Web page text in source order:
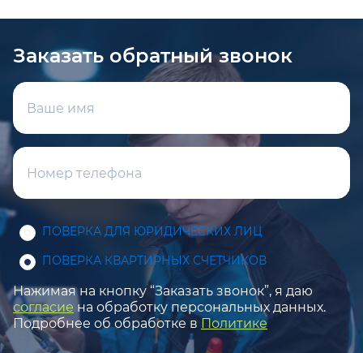
Заказать обратный звонок
ПОВЕРКА ДЛЯ ЮРИДИЧЕСКИХ ЛИЦ
ПОВЕРКА КВАРТИРНЫХ СЧЕТЧИКОВ
Нажимая на кнопку “Заказать звонок”, я даю
согласие на обработку персональных данных.
Подробнее об обработке в Политике